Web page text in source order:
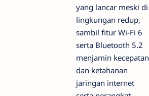
yang lancar meski di
lingkungan redup,
sambil fitur Wi-Fi 6
serta Bluetooth 5.2
menjamin kecepatan
dan ketahanan
jaringan internet